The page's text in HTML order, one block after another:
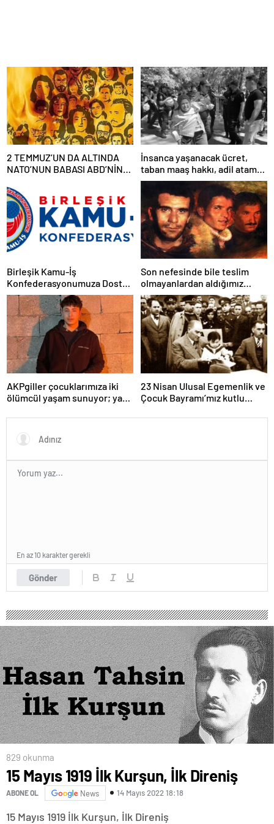
2 TEMMUZ’UN DA ALTINDA
NATO’NUN BABASI ABD’NİN
İnsanca yaşanacak ücret,
taban maaş hakkı, adil atama
sistemi, laik, bilimsel,
demokratik, parasız bir eğitim
sistemi sağlanana dek
mücadelemizi sürdüreceğiz.
Birleşik Kamu-İş
Konfederasyonumuza Dostça
Uyarı ve Önerimizdir:
Son nefesinde bile teslim
olmayanlardan aldığımız
bayrağı “Tam Bağımsız
Türkiye” mücadelemizde
dalgalandırıyoruz.
AKPgiller çocuklarımıza iki
ölümcül yaşam sunuyor; ya
da okullarından koparılarak
parababalarına ucuz iş gücü
sağlayan MESEM lerde
23 Nisan Ulusal Egemenlik ve
Çocuk Bayramı’mız kutlu
Gönder
En az 10 karakter gerekli
829 okunma
15 Mayıs 1919 İlk Kurşun, İlk Direniş
ABONE OL News 14 Mayıs 2022 18:18
15 Mayıs 1919 İlk Kurşun, İlk Direniş